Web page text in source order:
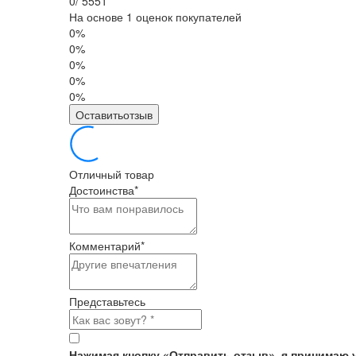
На основе 1 оценок покупателей
0%
0%
0%
0%
0%
Оставитьотзыв
Отличный товар
Достоинства*
Комментарий*
Представьтесь